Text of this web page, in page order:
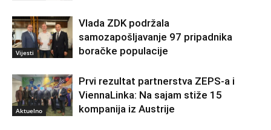
Vijesti
Vlada ZDK podržala
samozapošljavanje 97 pripadnika
boračke populacije
Aktuelno
Prvi rezultat partnerstva ZEPS-a i
ViennaLinka: Na sajam stiže 15
kompanija iz Austrije